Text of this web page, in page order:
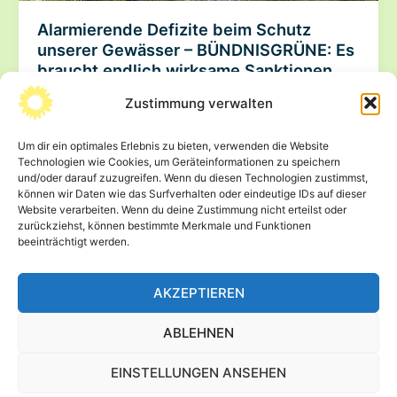
Zustimmung verwalten
Um dir ein optimales Erlebnis zu bieten, verwenden die Website
Technologien wie Cookies, um Geräteinformationen zu speichern
und/oder darauf zuzugreifen. Wenn du diesen Technologien zustimmst,
können wir Daten wie das Surfverhalten oder eindeutige IDs auf dieser
Website verarbeiten. Wenn du deine Zustimmung nicht erteilst oder
zurückziehst, können bestimmte Merkmale und Funktionen
beeinträchtigt werden.
AKZEPTIEREN
ABLEHNEN
EINSTELLUNGEN ANSEHEN
Alarmierende Defizite beim Schutz
unserer Gewässer – BÜNDNISGRÜNE: Es
braucht endlich wirksame Sanktionen
11. Dezember 2025
Schwachstellen beim Gewässerschutz. Das zeigt die
Kleine Anfrage (Drs 8/4382) des BÜNDNISGRÜNEN-
Abgeordneten Wolfram
Alarmierende
Defizite
BÜNDNISGRÜNE:
Beitrag lesen »
… 3